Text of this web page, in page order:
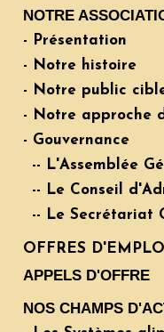
NOTRE
- Présentation
- Notre histoire
- Notre public
- Notre approche
- Gouvernance
-- L'Assemblée
-- Le Conseil
-- Le Secrétariat
OFFRES D'EMPLOI
APPELS D'OFFRE
NOS CHAMPS